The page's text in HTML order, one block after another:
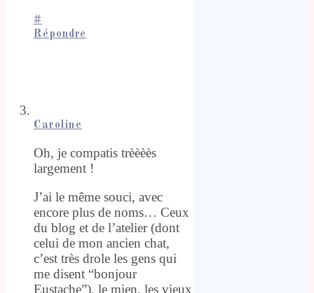
#
Répondre
Caroline
Oh, je compatis trèèèès
largement !
J’ai le même souci, avec
encore plus de noms… Ceux
du blog et de l’atelier (dont
celui de mon ancien chat,
c’est très drole les gens qui
me disent “bonjour
Eustache”), le mien, les vieux